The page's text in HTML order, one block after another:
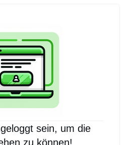
sein, um die
zu können!